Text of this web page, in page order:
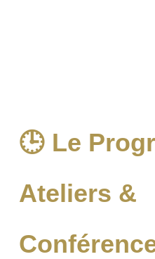
🕒 Le
Ateliers &